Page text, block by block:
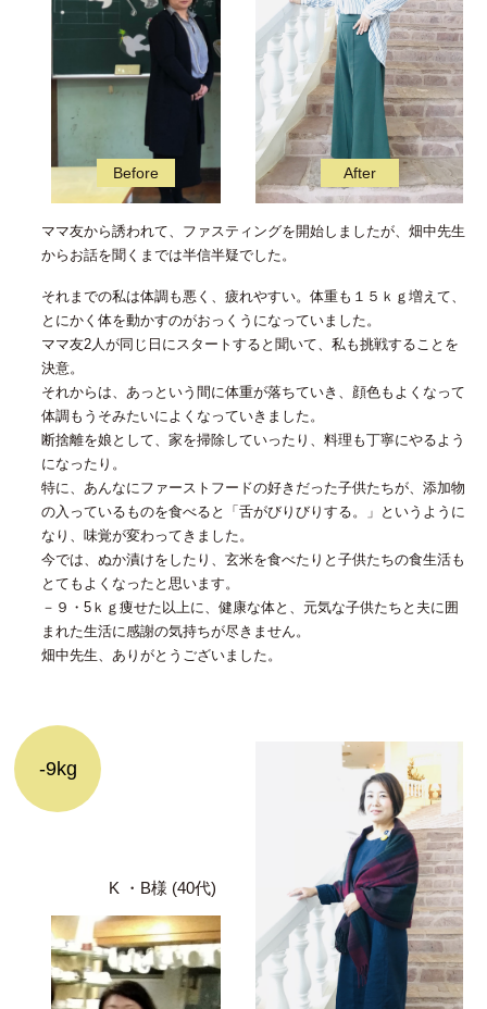
ママ友から誘われて、ファスティングを開始しましたが、畑中先生
からお話を聞くまでは半信半疑でした。
それまでの私は体調も悪く、疲れやすい。体重も１５ｋｇ増えて、
とにかく体を動かすのがおっくうになっていました。
ママ友2人が同じ日にスタートすると聞いて、私も挑戦することを
決意。
それからは、あっという間に体重が落ちていき、顔色もよくなって
体調もうそみたいによくなっていきました。
断捨離を娘として、家を掃除していったり、料理も丁寧にやるよう
になったり。
特に、あんなにファーストフードの好きだった子供たちが、添加物
の入っているものを食べると「舌がびりびりする。」というように
なり、味覚が変わってきました。
今では、ぬか漬けをしたり、玄米を食べたりと子供たちの食生活も
とてもよくなったと思います。
－９・5ｋｇ痩せた以上に、健康な体と、元気な子供たちと夫に囲
まれた生活に感謝の気持ちが尽きません。
畑中先生、ありがとうございました。
K ・B様 (40代)
-9kg